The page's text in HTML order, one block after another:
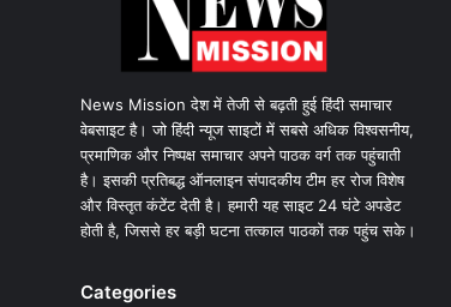
News Mission देश में तेजी से बढ़ती हुई हिंदी समाचार
वेबसाइट है। जो हिंदी न्यूज साइटों में सबसे अधिक विश्वसनीय,
प्रमाणिक और निष्पक्ष समाचार अपने पाठक वर्ग तक पहुंचाती
है। इसकी प्रतिबद्ध ऑनलाइन संपादकीय टीम हर रोज विशेष
और विस्तृत कंटेंट देती है। हमारी यह साइट 24 घंटे अपडेट
होती है, जिससे हर बड़ी घटना तत्काल पाठकों तक पहुंच सके।
Categories